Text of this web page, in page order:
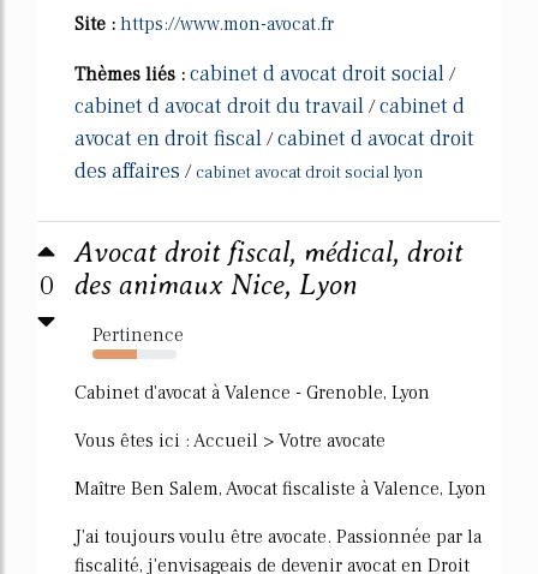
Site : https://www.mon-avocat.fr
Thèmes liés : cabinet d avocat droit social /
cabinet d avocat droit du travail /cabinet d
avocat en droit fiscal /cabinet d avocat droit
des affaires / cabinet avocat droit social lyon
0
Avocat droit fiscal, médical, droit
des animaux Nice, Lyon
Pertinence
53%
Cabinet d'avocat à Valence - Grenoble, Lyon
Vous êtes ici : Accueil > Votre avocate
Maître Ben Salem, Avocat fiscaliste à Valence, Lyon
J'ai toujours voulu être avocate. Passionnée par la
fiscalité, j'envisageais de devenir avocat en Droit